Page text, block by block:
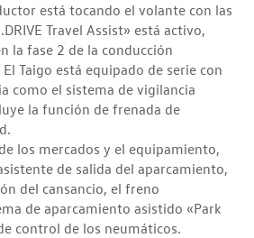
está tocando el volante con las
Travel Assist» está activo,
la fase 2 de la conducción
Taigo está equipado de serie con
como el sistema de vigilancia
la función de frenada de
los mercados y el equipamiento,
de salida del aparcamiento,
del cansancio, el freno
de aparcamiento asistido «Park
control de los neumáticos.